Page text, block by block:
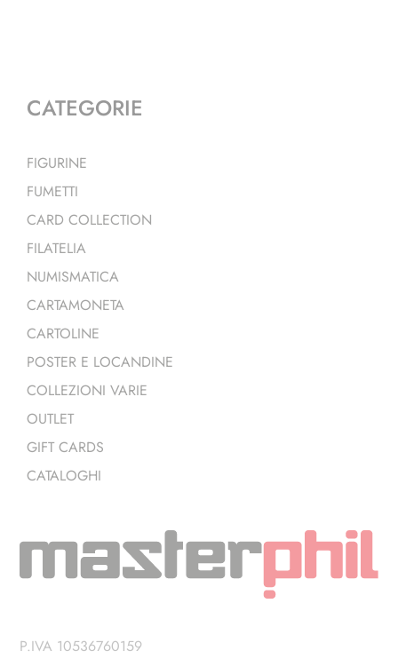
CATEGORIE
FIGURINE
FUMETTI
CARD COLLECTION
FILATELIA
NUMISMATICA
CARTAMONETA
CARTOLINE
POSTER E LOCANDINE
COLLEZIONI VARIE
OUTLET
GIFT CARDS
CATALOGHI
P.IVA 10536760159